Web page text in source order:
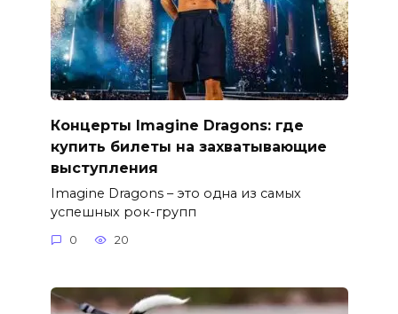
Концерты Imagine Dragons: где
купить билеты на захватывающие
выступления
Imagine Dragons – это одна из самых
успешных рок-групп
0 20